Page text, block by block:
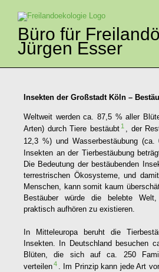
springenBüro für
Jürgen Esser
Insekten der Großstadt Köln –
Weltweit werden ca. 87,5 % aller
Arten) durch Tiere bestäubt 1 , der
12,3 %) und Wasserbestäubung (ca.
Insekten an der Tierbestäubung
Die Bedeutung der bestäubenden
terrestrischen Ökosysteme, und
Menschen, kann somit kaum
Bestäuber würde die belebte
praktisch aufhören zu existieren.
In Mitteleuropa beruht die
Insekten. In Deutschland besuchen
Blüten, die sich auf ca. 250
verteilen4 . Im Prinzip kann jede Art